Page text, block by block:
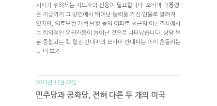
시키기 위해서는 지도자의 신용이 필요합니다. 오바마 대통령
은 지금까지 그 방면에서 뛰어난 능력을 가진 인물로 알려져
있지만, 의료보험 개혁 난항 등의 여파로 최근의 여론조사에서
는 회의적인 유권자들이 늘어난 것으로 나타났습니다. 상당 부
분 중첩되는 핵 협정 반대파와 오바마 반대파는 이미 흔들리는
→ 더 보기
2013년 11월 22일.
민주당과 공화당, 전혀 다른 두 개의 미국